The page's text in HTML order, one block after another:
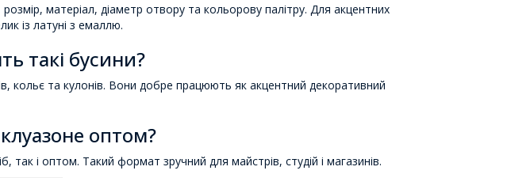
матеріал, діаметр отвору та кольорову палітру. Для акцентних
із латуні з емаллю.
такі бусини?
кольє та кулонів. Вони добре працюють як акцентний декоративний
оптом?
так і оптом. Такий формат зручний для майстрів, студій і магазинів.